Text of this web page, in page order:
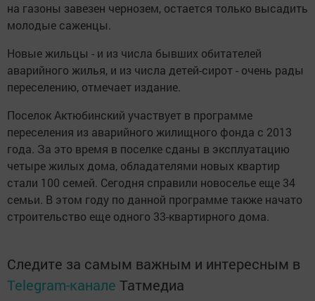
на газоны завезен чернозем, остается только высадить
молодые саженцы.
Новые жильцы - и из числа бывших обитателей
аварийного жилья, и из числа детей-сирот - очень рады
переселению, отмечает издание.
Поселок Актюбинский участвует в программе
переселения из аварийного жилищного фонда с 2013
года. За это время в поселке сданы в эксплуатацию
четыре жилых дома, обладателями новых квартир
стали 100 семей. Сегодня справили новоселье еще 34
семьи. В этом году по данной программе также начато
строительство еще одного 33-квартирного дома.
Следите за самым важным и интересным в
Telegram-канале Татмедиа